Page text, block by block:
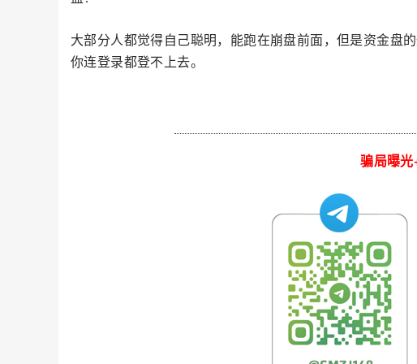
大部分人都觉得自己聪明，能跑在崩盘前面，但是资金盘
你连登录都登不上去。
骗局曝